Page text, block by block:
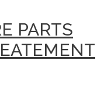
PARTS